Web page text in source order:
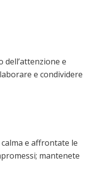
dell’attenzione e
e condividere
e affrontate le
mantenete